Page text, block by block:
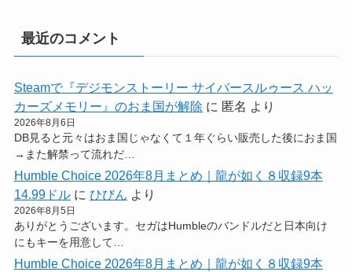
最近のコメント
Steamで『デジモンストーリー サイバースルゥース ハッ
カーズメモリー』のおま国が解除 に 匿名 より
2026年8月6日
DB見ると元々はおま国じゃなくて１年ぐらい販売した後におま国
→また解禁って流れだ…
Humble Choice 2026年8月まとめ｜龍が如く８収録9本
14.99ドルに ひびん より
2026年8月5日
ありがとうございます。セガはHumbleのバンドルだと日本向け
にもキーを用意して…
Humble Choice 2026年8月まとめ｜龍が如く８収録9本